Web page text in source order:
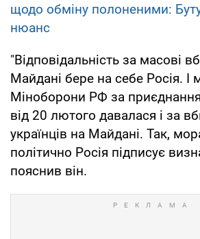
щодо обміну полоненими:
нюанс
"Відповідальність за масові
Майдані бере на себе Росія. І
Міноборони РФ за
від 20 лютого давалася і за
українців на Майдані. Так,
політично Росія підписує
пояснив він.